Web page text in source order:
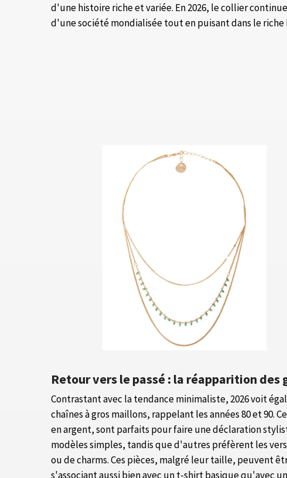
d'une histoire riche et variée. En 2026, le collier
d'une société mondialisée tout en puisant dans le
Retour vers le passé : la réapparition des
Contrastant avec la tendance minimaliste, 2026 voit
chaînes à gros maillons, rappelant les années 80 et 90.
en argent, sont parfaits pour faire une déclaration
modèles simples, tandis que d'autres préfèrent les
ou de charms. Ces pièces, malgré leur taille, peuvent
s'associant aussi bien avec un t-shirt basique qu'avec